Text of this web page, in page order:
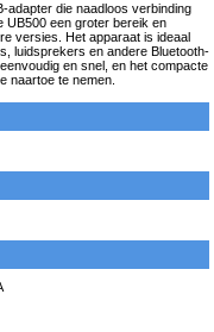
adapter die naadloos verbinding
UB500 een groter bereik en
versies. Het apparaat is ideaal
luidsprekers en andere Bluetooth-
en snel, en het compacte
naartoe te nemen.